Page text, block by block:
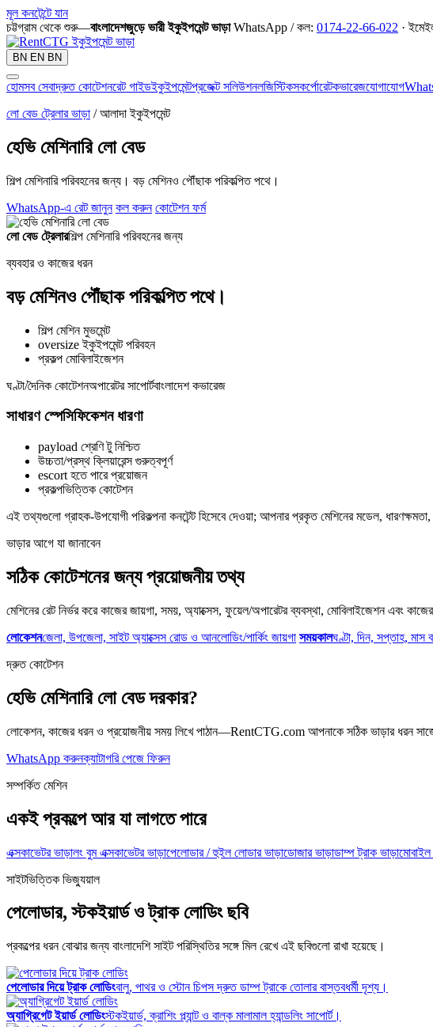
মূল কনটেন্টে যান
চট্টগ্রাম থেকে শুরু—বাংলাদেশজুড়ে ভারী ইকুইপমেন্ট ভাড়া WhatsApp / কল: 0174-22-66-022 ·
BN EN BN
হোমসব সেবাদ্রুত কোটেশনরেট গাইডইকুইপমেন্টপ্রজেক্ট সলিউশনলজিস্টিকসকর্পোরেটকভারেজযোগাযোগ
লো বেড ট্রেলার ভাড়া / আলাদা ইকুইপমেন্ট
হেভি মেশিনারি লো বেড
শিল্প মেশিনারি পরিবহনের জন্য। বড় মেশিনও পৌঁছাক পরিকল্পিত পথে।
WhatsApp-এ রেট জানুন কল করুন কোটেশন ফর্ম
লো বেড ট্রেলারশিল্প মেশিনারি পরিবহনের জন্য
ব্যবহার ও কাজের ধরন
বড় মেশিনও পৌঁছাক পরিকল্পিত পথে।
শিল্প মেশিন মুভমেন্ট
oversize ইকুইপমেন্ট পরিবহন
প্রকল্প মোবিলাইজেশন
ঘণ্টা/দৈনিক কোটেশনঅপারেটর সাপোর্টবাংলাদেশ কভারেজ
সাধারণ স্পেসিফিকেশন ধারণা
payload শ্রেণি টু নিশ্চিত
উচ্চতা/প্রস্থ ক্লিয়ারেন্স গুরুত্বপূর্ণ
escort হতে পারে প্রয়োজন
প্রকল্পভিত্তিক কোটেশন
এই তথ্যগুলো গ্রাহক-উপযোগী পরিকল্পনা কনটেন্ট হিসেবে দেওয়া; আপনার প্রকৃত মেশিনের মডেল,
ভাড়ার আগে যা জানাবেন
সঠিক কোটেশনের জন্য প্রয়োজনীয় তথ্য
মেশিনের রেট নির্ভর করে কাজের জায়গা, সময়, অ্যাক্সেস, ফুয়েল/অপারেটর ব্যবস্থা, মোবিলাইজেশন এবং
লোকেশনজেলা, উপজেলা, সাইট অ্যাক্সেস রোড ও আনলোডিং/পার্কিং জায়গা সময়কালঘণ্টা, দিন, সপ্তাহ, মাস
দ্রুত কোটেশন
হেভি মেশিনারি লো বেড দরকার?
লোকেশন, কাজের ধরন ও প্রয়োজনীয় সময় লিখে পাঠান—RentCTG.com আপনাকে সঠিক ভাড়ার ধরন
WhatsApp করুনক্যাটাগরি পেজে ফিরুন
সম্পর্কিত মেশিন
একই প্রকল্পে আর যা লাগতে পারে
এক্সকাভেটর ভাড়ালং বুম এক্সকাভেটর ভাড়াপেলোডার / হুইল লোডার ভাড়াডোজার ভাড়াডাম্প ট্রাক ভাড়ামোবাইল
সাইটভিত্তিক ভিজ্যুয়াল
পেলোডার, স্টকইয়ার্ড ও ট্রাক লোডিং ছবি
প্রকল্পের ধরন বোঝার জন্য বাংলাদেশি সাইট পরিস্থিতির সঙ্গে মিল রেখে এই ছবিগুলো রাখা হয়েছে।
পেলোডার দিয়ে ট্রাক লোডিংবালু, পাথর ও স্টোন চিপস দ্রুত ডাম্প ট্রাকে তোলার বাস্তবধর্মী দৃশ্য।
অ্যাগ্রিগেট ইয়ার্ড লোডিংস্টকইয়ার্ড, ক্রাশিং প্ল্যান্ট ও বাল্ক মালামাল হ্যান্ডলিং সাপোর্ট।